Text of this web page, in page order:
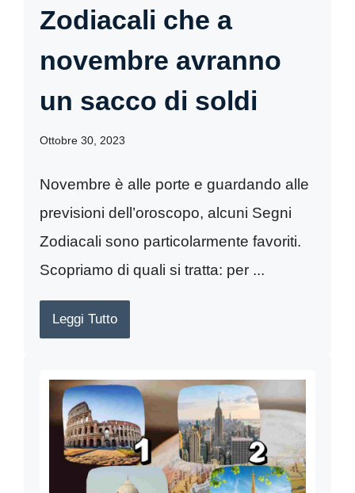
Zodiacali che a
novembre avranno
un sacco di soldi
Ottobre 30, 2023
Novembre è alle porte e guardando alle
previsioni dell’oroscopo, alcuni Segni
Zodiacali sono particolarmente favoriti.
Scopriamo di quali si tratta: per ...
Leggi Tutto